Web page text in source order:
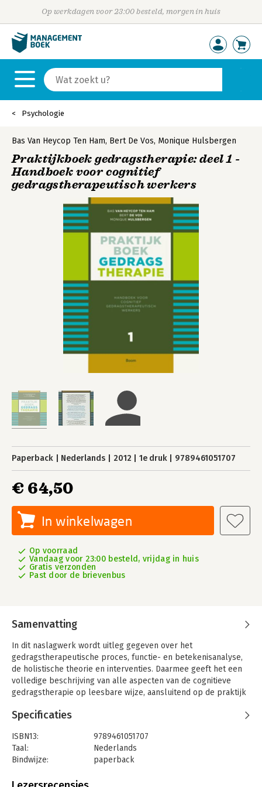
Op werkdagen voor 23:00 besteld, morgen in huis
Psychologie
Bas Van Heycop Ten Ham, Bert De Vos, Monique Hulsbergen
Praktijkboek gedragstherapie: deel 1 -
Handboek voor cognitief
gedragstherapeutisch werkers
Paperback Nederlands 2012 1e druk 9789461051707
€ 64,50
In winkelwagen
Op voorraad
Vandaag voor 23:00 besteld, vrijdag in huis
Gratis verzonden
Past door de brievenbus
Samenvatting
In dit naslagwerk wordt uitleg gegeven over het
gedragstherapeutische proces, functie- en betekenisanalyse,
de holistische theorie en interventies. Daarmee geeft het een
volledige beschrijving van alle aspecten van de cognitieve
gedragstherapie op leesbare wijze, aansluitend op de praktijk
voor cognitief gedragstherapeutisch werkers op hbo-niveau,
beroepsgroepen die cognitief-gedragstherapeutische
technieken (willen) toepassen.
basis van de cognitieve gedragstherapie en beschrijft de
Specificaties
ISBN13:
9789461051707
Taal:
Nederlands
Bindwijze:
paperback
Druk: